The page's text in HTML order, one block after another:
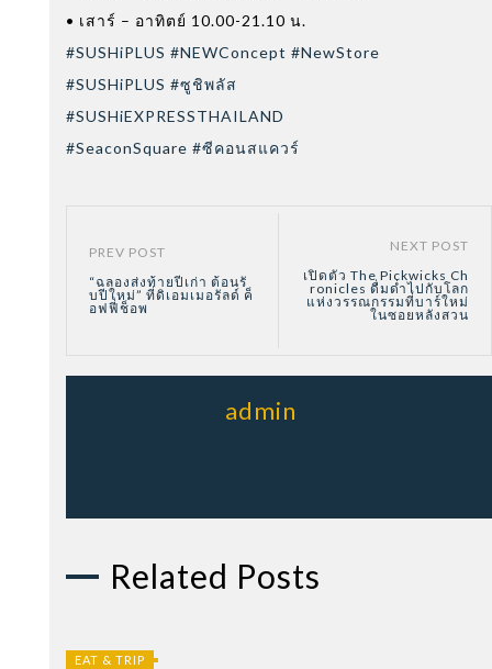
• เสาร์ – อาทิตย์ 10.00-21.10 น.
#SUSHiPLUS #NEWConcept #NewStore
#SUSHiPLUS #ซูชิพลัส
#SUSHiEXPRESSTHAILAND
#SeaconSquare #ซีคอนสแควร์
PREV POST
“ฉลองส่งท้ายปีเก่า ต้อนรั
บปีใหม่” ที่ดิเอมเมอรัลด์ ค็
อฟฟี่ช็อพ
NEXT POST
เปิดตัว The Pickwicks Ch
ronicles ดื่มด่ำไปกับโลก
แห่งวรรณกรรมที่บาร์ใหม่
ในซอยหลังสวน
admin
Related Posts
EAT & TRIP